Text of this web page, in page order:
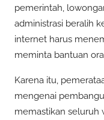
pemerintah,
administrasi beralih
internet harus
meminta bantuan
Karena itu,
mengenai
memastikan seluruh